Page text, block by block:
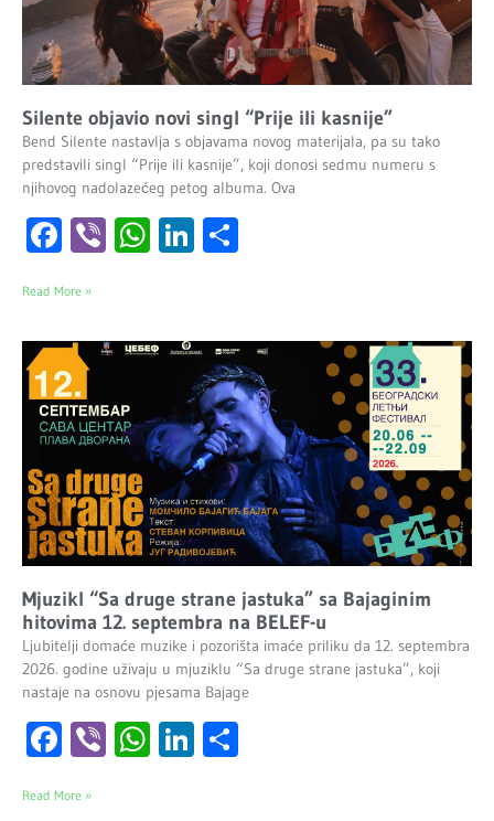
Silente objavio novi singl “Prije ili kasnije”
Bend Silente nastavlja s objavama novog materijala, pa su tako
predstavili singl “Prije ili kasnije”, koji donosi sedmu numeru s
njihovog nadolazećeg petog albuma. Ova
Facebook
ViberWhatsApp
LinkedIn
Read More »
Mjuzikl “Sa druge strane jastuka” sa Bajaginim
hitovima 12. septembra na BELEF-u
Ljubitelji domaće muzike i pozorišta imaće priliku da 12. septembra
2026. godine uživaju u mjuziklu “Sa druge strane jastuka”, koji
nastaje na osnovu pjesama Bajage
Facebook
ViberWhatsApp
LinkedIn
Read More »